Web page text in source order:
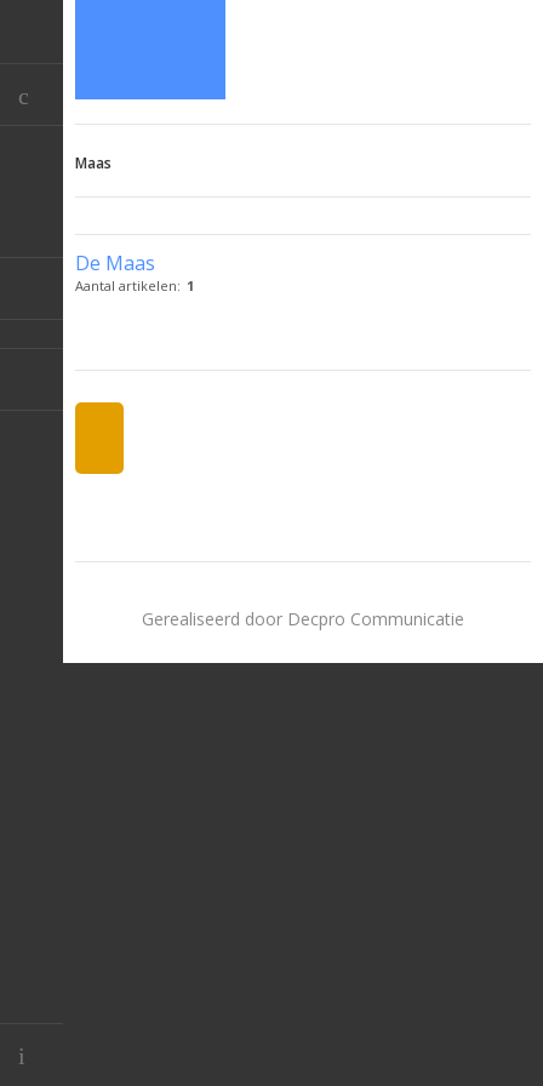
Maas
De Maas
Aantal artikelen: 1
Gerealiseerd door Decpro Communicatie